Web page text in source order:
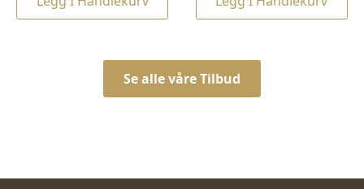
kr 12.100,00.
kr 9.990,00.
Se alle våre Tilbud